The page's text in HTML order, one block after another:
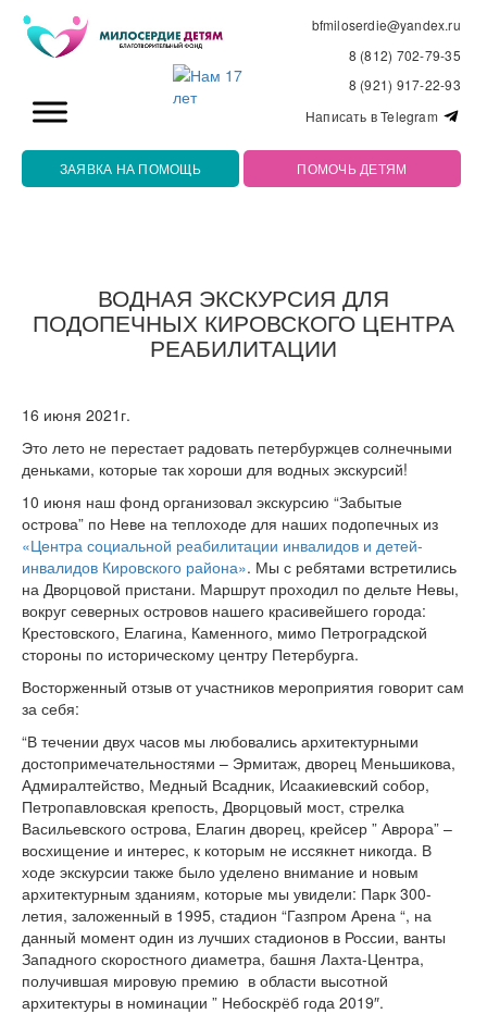
bfmiloserdie@yandex.ru
8 (812) 702-79-35
8 (921) 917-22-93
Написать в Telegram
ЗАЯВКА НА ПОМОЩЬ ПОМОЧЬ ДЕТЯМ
ВОДНАЯ ЭКСКУРСИЯ ДЛЯ
ПОДОПЕЧНЫХ КИРОВСКОГО ЦЕНТРА
РЕАБИЛИТАЦИИ
16 июня 2021г.
Это лето не перестает радовать петербуржцев солнечными
деньками, которые так хороши для водных экскурсий!
10 июня наш фонд организовал экскурсию “Забытые
острова” по Неве на теплоходе для наших подопечных из
«Центра социальной реабилитации инвалидов и детей-
инвалидов Кировского района». Мы с ребятами встретились
на Дворцовой пристани. Маршрут проходил по дельте Невы,
вокруг северных островов нашего красивейшего города:
Крестовского, Елагина, Каменного, мимо Петроградской
стороны по историческому центру Петербурга.
Восторженный отзыв от участников мероприятия говорит сам
за себя:
“В течении двух часов мы любовались архитектурными
достопримечательностями – Эрмитаж, дворец Меньшикова,
Адмиралтейство, Медный Всадник, Исаакиевский собор,
Петропавловская крепость, Дворцовый мост, стрелка
Васильевского острова, Елагин дворец, крейсер ” Аврора” –
восхищение и интерес, к которым не иссякнет никогда. В
ходе экскурсии также было уделено внимание и новым
архитектурным зданиям, которые мы увидели: Парк 300-
летия, заложенный в 1995, стадион “Газпром Арена “, на
данный момент один из лучших стадионов в России, ванты
Западного скоростного диаметра, башня Лахта-Центра,
получившая мировую премию в области высотной
архитектуры в номинации ” Небоскрёб года 2019″.